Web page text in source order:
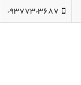
09377303687